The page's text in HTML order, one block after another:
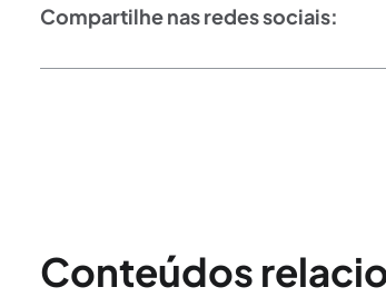
Compartilhe nas redes sociais:
Conteúdos